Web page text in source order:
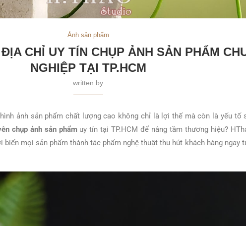
Ảnh sản phẩm
CHỈ UY TÍN CHỤP ẢNH SẢN PHẨM
NGHIỆP TẠI TP.HCM
written by
ảnh sản phẩm chất lượng cao không chỉ là lợi thế mà còn là yếu tố
chụp ảnh sản phẩmuy tín tại TP.HCM để nâng tầm thương hiệu?
biến mọi sản phẩm thành tác phẩm nghệ thuật thu hút khách hàng ngay